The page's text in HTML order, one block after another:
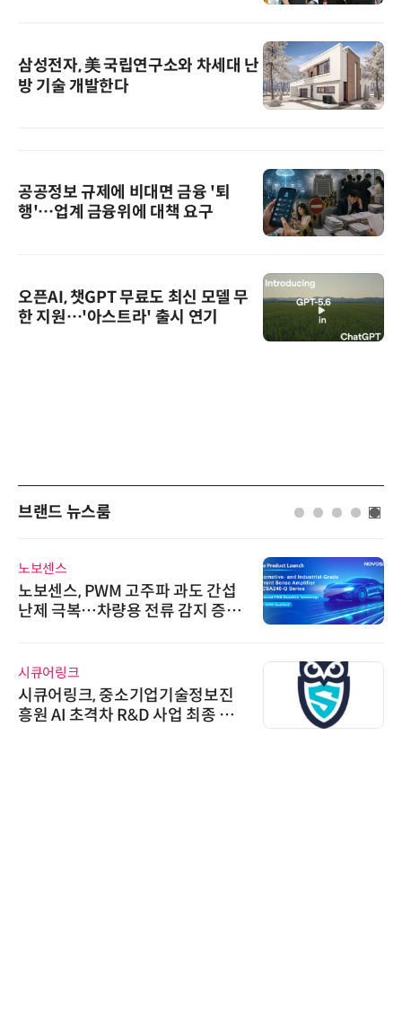
삼성전자, 美 국립연구소와 차세대 난
방 기술 개발한다
공공정보 규제에 비대면 금융 '퇴
행'…업계 금융위에 대책 요구
오픈AI, 챗GPT 무료도 최신 모델 무
한 지원…'아스트라' 출시 연기
브랜드 뉴스룸
노보센스
노보센스, PWM 고주파 과도 간섭
난제 극복…차량용 전류 감지 증폭
시큐어링크
시큐어링크, 중소기업기술정보진
흥원 AI 초격차 R&D 사업 최종 선